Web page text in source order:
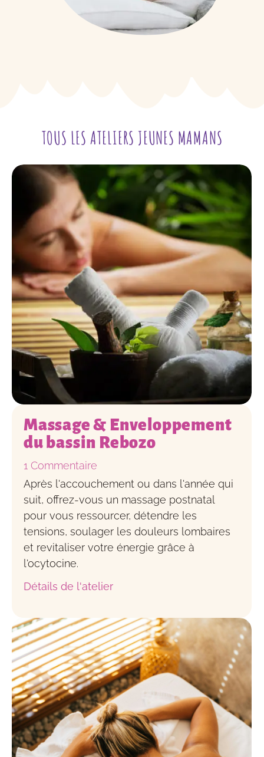
TOUS LES ATELIERS JEUNES MAMANS
Massage & Enveloppement
du bassin Rebozo
1 Commentaire
Après l'accouchement ou dans l'année qui
suit, offrez-vous un massage postnatal
pour vous ressourcer, détendre les
tensions, soulager les douleurs lombaires
et revitaliser votre énergie grâce à
l'ocytocine.
Détails de l'atelier